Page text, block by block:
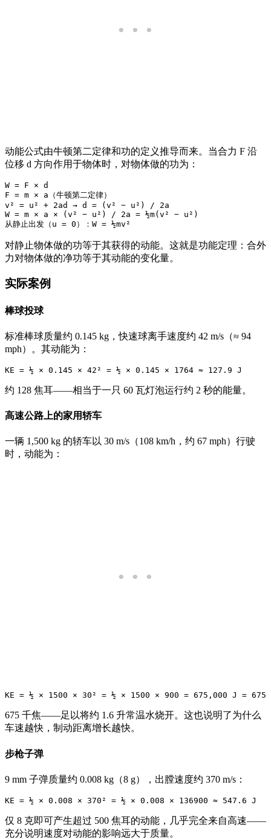
动能公式由牛顿第二定律和功的定义推导而来。当合力 F 沿
位移 d 方向作用于物体时，对物体做的功为：
W = F × d
F = m × a（牛顿第二定律）
v² = u² + 2ad → d = (v² − u²) / 2a
W = m × a × (v² − u²) / 2a = ½m(v² − u²)
对静止物体做的功等于其获得的动能。这就是功能定理：合外
力对物体做的净功等于其动能的变化量。
实际案例
棒球投球
标准棒球质量约 0.145 kg，快速球离手速度约 42 m/s（≈ 94
mph）。其动能为：
约 128 焦耳——相当于一只 60 瓦灯泡运行约 2 秒的能量。
高速公路上的家用轿车
一辆 1,500 kg 的轿车以 30 m/s（108 km/h，约 67 mph）行驶
时，动能为：
675 千焦——足以将约 1.6 升常温水烧开。这也说明了为什么
车速越快，制动距离增长越快。
步枪子弹
9 mm 子弹质量约 0.008 kg（8 g），出膛速度约 370 m/s：
仅 8 克即可产生超过 500 焦耳的动能，几乎完全来自高速——
充分说明速度对动能的影响远大于质量。